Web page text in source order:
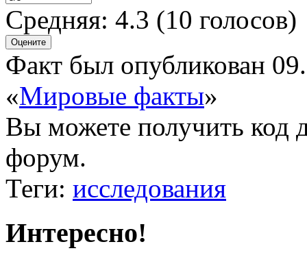
Средняя: 4.3 (10 голосов)
Факт был опубликован
«Мировые факты»
Вы можете получить код
форум.
Теги: исследования
Интересно!